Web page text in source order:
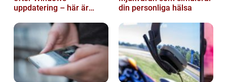
uppdatering – här är
din personliga hälsa